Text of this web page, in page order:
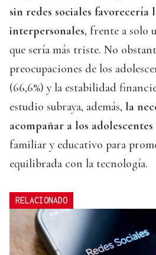
sin redes sociales favorecería
interpersonales, frente a solo
que sería más triste. No
preocupaciones de los
(66,6%) y la estabilidad
estudio subraya, además, la
acompañar a los adolescentes
familiar y educativo para
equilibrada con la tecnología.
RELACIONADO